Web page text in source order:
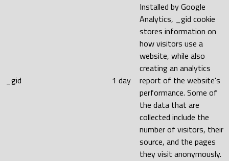
_gid 1 day
Installed by Google
Analytics, _gid cookie
stores information on
how visitors use a
website, while also
creating an analytics
report of the website's
performance. Some of
the data that are
collected include the
number of visitors, their
source, and the pages
they visit anonymously.